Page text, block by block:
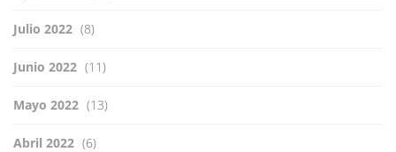
Julio 2022 (8)
Junio 2022 (11)
Mayo 2022 (13)
Abril 2022 (6)